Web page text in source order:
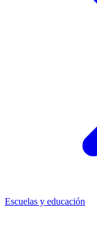
Escuelas y educación